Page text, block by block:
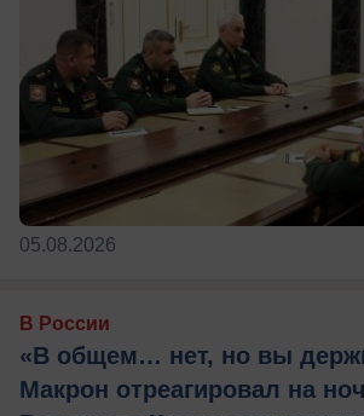
05.08.2026
В России
«В общем… нет, но вы
Макрон отреагировал на